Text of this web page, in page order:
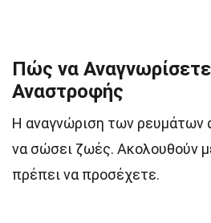
Πώς να
Αναστροφής
Η αναγνώριση των ρευμάτων
να σώσει ζωές. Ακολουθούν
πρέπει να προσέχετε.